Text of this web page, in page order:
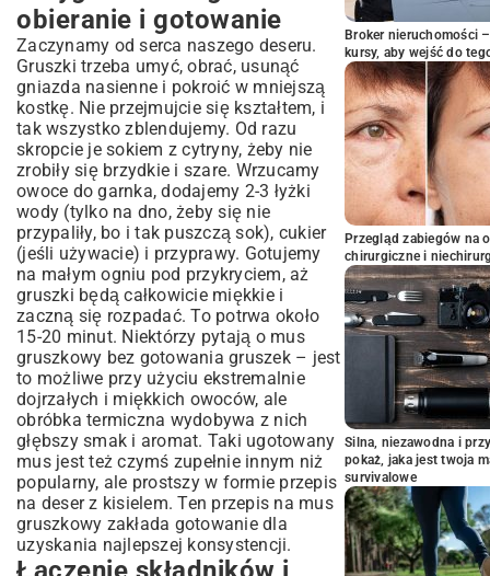
obieranie i gotowanie
Zaczynamy od serca naszego deseru.
Gruszki trzeba umyć, obrać, usunąć
gniazda nasienne i pokroić w mniejszą
kostkę. Nie przejmujcie się kształtem, i
tak wszystko zblendujemy. Od razu
skropcie je sokiem z cytryny, żeby nie
zrobiły się brzydkie i szare. Wrzucamy
owoce do garnka, dodajemy 2-3 łyżki
wody (tylko na dno, żeby się nie
przypaliły, bo i tak puszczą sok), cukier
(jeśli używacie) i przyprawy. Gotujemy
na małym ogniu pod przykryciem, aż
gruszki będą całkowicie miękkie i
zaczną się rozpadać. To potrwa około
15-20 minut. Niektórzy pytają o mus
gruszkowy bez gotowania gruszek – jest
to możliwe przy użyciu ekstremalnie
dojrzałych i miękkich owoców, ale
obróbka termiczna wydobywa z nich
głębszy smak i aromat. Taki ugotowany
mus jest też czymś zupełnie innym niż
popularny, ale prostszy w formie przepis
na deser z kisielem. Ten przepis na mus
gruszkowy zakłada gotowanie dla
uzyskania najlepszej konsystencji.
Broker nieruchomości
kursy, aby wejść do
Przegląd zabiegów na
chirurgiczne i
Silna, niezawodna i
pokaż, jaka jest twoja
survivalowe